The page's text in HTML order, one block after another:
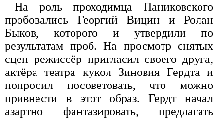
На роль проходимца Паниковского
пробовались Георгий Вицин и Ролан
Быков, которого и утвердили по
результатам проб. На просмотр снятых
сцен режиссёр пригласил своего друга,
актёра театра кукол Зиновия Гердта и
попросил посоветовать, что можно
привнести в этот образ. Гердт начал
азартно фантазировать, предлагать